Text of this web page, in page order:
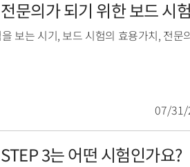
문의가 되기 위한 보드 시
보는 시기, 보드 시험의 효용가치, 전문
07/31/
3는 어떤 시험인가요?